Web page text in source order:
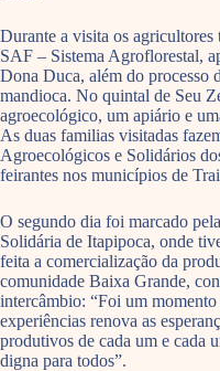
Durante a visita os
SAF – Sistema Agroflorestal,
Dona Duca, além do processo
mandioca. No quintal de Seu
agroecológico, um apiário e
As duas familias visitadas
Agroecológicos e Solidários
feirantes nos municípios de
O segundo dia foi marcado
Solidária de Itapipoca, onde
feita a comercialização da
comunidade Baixa Grande,
intercâmbio: “Foi um
experiências renova as
produtivos de cada um e cada
digna para todos”.